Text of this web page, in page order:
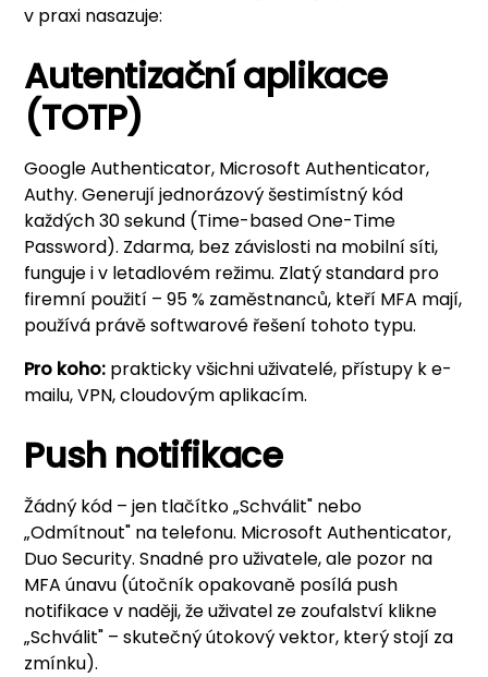
v praxi nasazuje:
Autentizační aplikace
(TOTP)
Google Authenticator, Microsoft Authenticator,
Authy. Generují jednorázový šestimístný kód
každých 30 sekund (Time-based One-Time
Password). Zdarma, bez závislosti na mobilní síti,
funguje i v letadlovém režimu. Zlatý standard pro
firemní použití – 95 % zaměstnanců, kteří MFA mají,
používá právě softwarové řešení tohoto typu.
Pro koho: prakticky všichni uživatelé, přístupy k e-
mailu, VPN, cloudovým aplikacím.
Push notifikace
Žádný kód – jen tlačítko „Schválit" nebo
„Odmítnout" na telefonu. Microsoft Authenticator,
Duo Security. Snadné pro uživatele, ale pozor na
MFA únavu (útočník opakovaně posílá push
notifikace v naději, že uživatel ze zoufalství klikne
„Schválit" – skutečný útokový vektor, který stojí za
zmínku).